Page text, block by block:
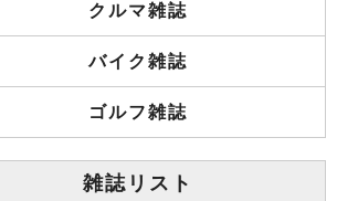
クルマ雑誌
バイク雑誌
ゴルフ雑誌
雑誌リスト